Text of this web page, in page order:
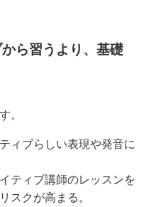
ら習うより、基礎
。
ィブらしい表現や発音に
ティブ講師のレッスンを
スクが高まる。